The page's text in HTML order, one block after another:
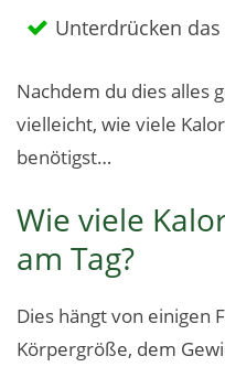
Unterdrücken
Nachdem du dies alles
vielleicht, wie viele
benötigst…
Wie viele
am Tag?
Dies hängt von einigen
Körpergröße, dem